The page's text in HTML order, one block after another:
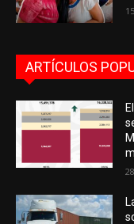
ARTÍCULOS